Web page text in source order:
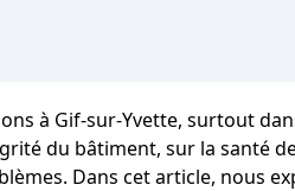
à Gif-sur-Yvette, surtout
du bâtiment, sur la santé
Dans cet article, nous